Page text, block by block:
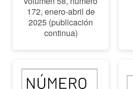
172, enero-abril de
2025 (publicación
continua)